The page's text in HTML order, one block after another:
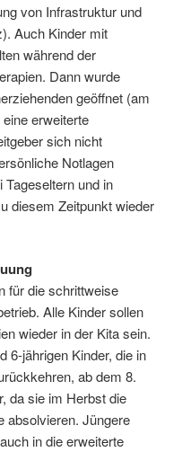
von Infrastruktur und
Auch Kinder mit
während der
Dann wurde
geöffnet (am
erweiterte
sich nicht
Notlagen
und in
diesem Zeitpunkt wieder
für die schrittweise
Alle Kinder sollen
wieder in der Kita sein.
6-jährigen Kinder, die in
ab dem 8.
da sie im Herbst die
absolvieren. Jüngere
in die erweiterte